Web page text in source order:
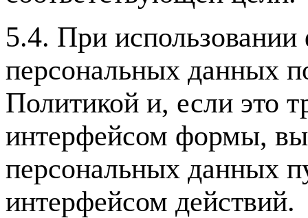
5.4. При
персональных данных
Политикой и, если это
интерфейсом формы,
персональных данных
интерфейсом действий.